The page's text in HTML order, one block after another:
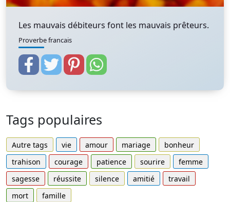
Les mauvais débiteurs font les mauvais prêteurs.
Proverbe francais
Tags populaires
Autre tags vie amour mariage
bonheur
trahison
courage patience sourire
femme
sagesse
réussite silence amitié
travail
mort
famille